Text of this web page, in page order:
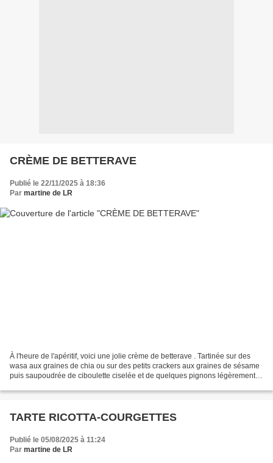
CRÈME DE BETTERAVE
Publié le 22/11/2025 à 18:36
Par martine de LR
À l'heure de l'apéritif, voici une jolie crème de betterave . Tartinée sur des
wasa aux graines de chia ou sur des petits crackers aux graines de sésame
puis saupoudrée de ciboulette ciselée et de quelques pignons légèrement
TARTE RICOTTA-COURGETTES
Publié le 05/08/2025 à 11:24
Par martine de LR